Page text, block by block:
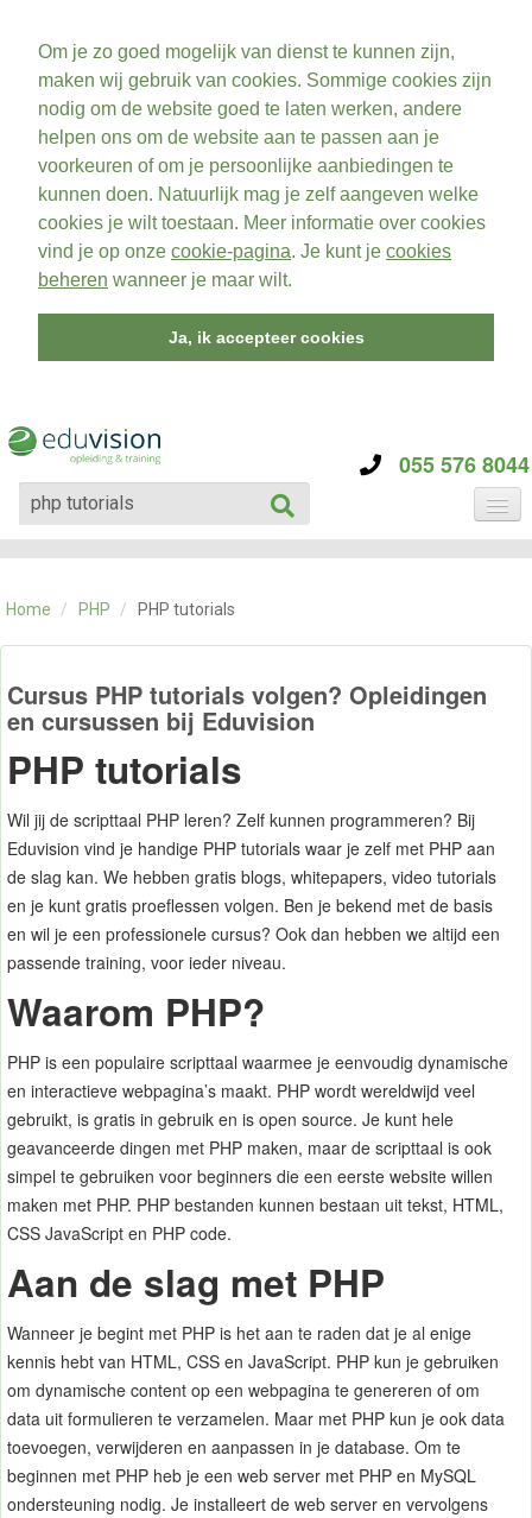
Om je zo goed mogelijk van dienst te kunnen zijn,
maken wij gebruik van cookies. Sommige cookies zijn
nodig om de website goed te laten werken, andere
helpen ons om de website aan te passen aan je
voorkeuren of om je persoonlijke aanbiedingen te
kunnen doen. Natuurlijk mag je zelf aangeven welke
cookies je wilt toestaan. Meer informatie over cookies
vind je op onze cookie-pagina. Je kunt je cookies
beheren wanneer je maar wilt.
Ja, ik accepteer cookies
055 576 8044
CATEGORIE
OVER ONS
CONTACT
Home / PHP / PHP tutorials
Cursus PHP tutorials volgen? Opleidingen
en cursussen bij Eduvision
PHP tutorials
Wil jij de scripttaal PHP leren? Zelf kunnen programmeren? Bij
Eduvision vind je handige PHP tutorials waar je zelf met PHP aan
de slag kan. We hebben gratis blogs, whitepapers, video tutorials
en je kunt gratis proeflessen volgen. Ben je bekend met de basis
en wil je een professionele cursus? Ook dan hebben we altijd een
passende training, voor ieder niveau.
Waarom PHP?
PHP is een populaire scripttaal waarmee je eenvoudig dynamische
en interactieve webpagina’s maakt. PHP wordt wereldwijd veel
gebruikt, is gratis in gebruik en is open source. Je kunt hele
geavanceerde dingen met PHP maken, maar de scripttaal is ook
simpel te gebruiken voor beginners die een eerste website willen
maken met PHP. PHP bestanden kunnen bestaan uit tekst, HTML,
CSS JavaScript en PHP code.
Aan de slag met PHP
Wanneer je begint met PHP is het aan te raden dat je al enige
kennis hebt van HTML, CSS en JavaScript. PHP kun je gebruiken
om dynamische content op een webpagina te genereren of om
data uit formulieren te verzamelen. Maar met PHP kun je ook data
toevoegen, verwijderen en aanpassen in je database. Om te
beginnen met PHP heb je een web server met PHP en MySQL
ondersteuning nodig. Je installeert de web server en vervolgens